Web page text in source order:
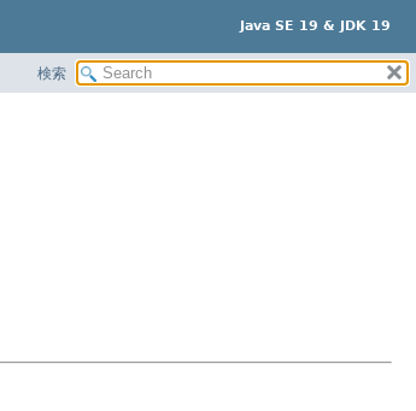
Java SE 19 & JDK 19
検索